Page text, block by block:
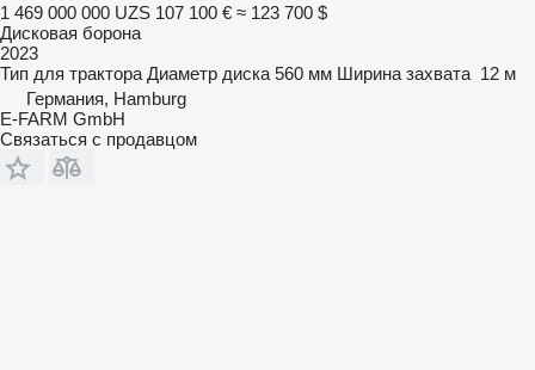
1 469 000 000 UZS 107 100 € ≈ 123 700 $
Дисковая борона
2023
Тип для трактора Диаметр диска 560 мм Ширина захвата 12 м
Германия, Hamburg
E-FARM GmbH
Связаться с продавцом